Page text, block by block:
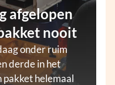
afgelopen
nooit
onder ruim
derde in het
pakket helemaal